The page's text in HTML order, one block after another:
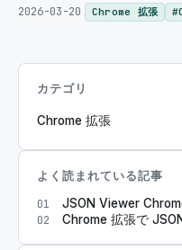
2026-03-20
Chrome 拡張 #
カテゴリ
Chrome 拡張
よく読まれている記事
01 JSON Viewer
02 Chrome 拡張で